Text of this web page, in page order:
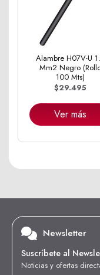
Alambre H07V-U
Mm2 Negro
100 Mts)
$29.495
Ver más
Newsletter
Suscríbete al
Noticias y ofertas